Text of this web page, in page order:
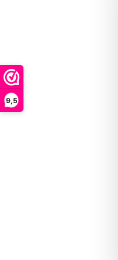
9,5